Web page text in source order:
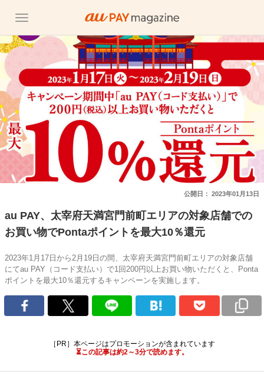
公開日： 2023年01月13日
au PAY、太宰府天満宮門前町エリアの対象店舗での
お買い物でPontaポイントを最大10％還元
2023年1月17日から2月19日の間、太宰府天満宮門前町エリアの対象店舗
にてau PAY（コード支払い）で1回200円以上お買い物いただくと、Ponta
ポイントを最大10％還元するキャンペーンを実施します。
［PR］本ページはプロモーションが含まれています
⏳この記事は約2～3分で読めます。